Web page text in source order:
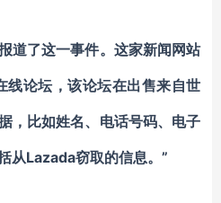
道了这一事件。这家新闻网站
线论坛，该论坛在出售来自世
，比如姓名、电话号码、电子
从Lazada窃取的信息。”